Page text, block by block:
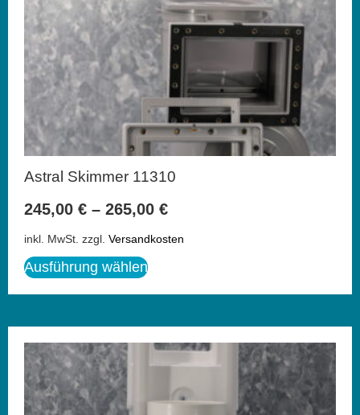
Astral Skimmer 11310
245,00 € – 265,00 €
inkl. MwSt. zzgl. Versandkosten
Ausführung wählen